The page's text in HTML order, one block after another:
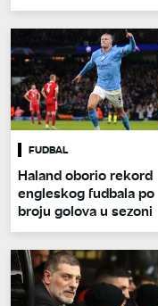
FUDBAL
Haland oborio rekord
engleskog fudbala po
broju golova u sezoni